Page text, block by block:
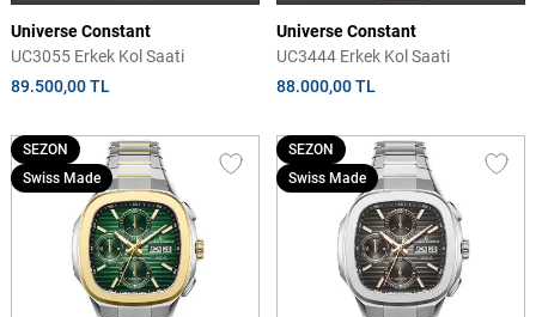
Universe Constant
UC3055 Erkek Kol Saati
89.500,00 TL
Universe Constant
UC3444 Erkek Kol Saati
88.000,00 TL
SEZON
Swiss Made
SEZON
Swiss Made